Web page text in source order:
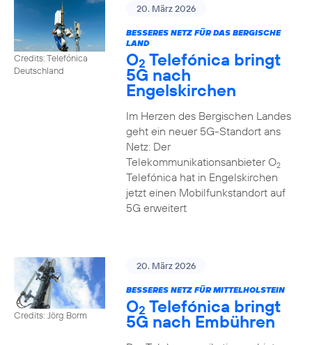
Credits: Telefónica
Deutschland
20. März 2026
BESSERES NETZ FÜR DAS BERGISCHE
LAND
O2 Telefónica bringt
5G nach
Engelskirchen
Im Herzen des Bergischen Landes
geht ein neuer 5G-Standort ans
Netz: Der
Telekommunikationsanbieter O2
Telefónica hat in Engelskirchen
jetzt einen Mobilfunkstandort auf
5G erweitert
Credits: Jörg Borm
20. März 2026
BESSERES NETZ FÜR MITTELHOLSTEIN
O2 Telefónica bringt
5G nach Embühren